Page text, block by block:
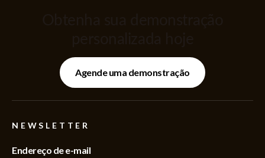
Agende uma demonstração
NEWSLETTER
Endereço de e-mail